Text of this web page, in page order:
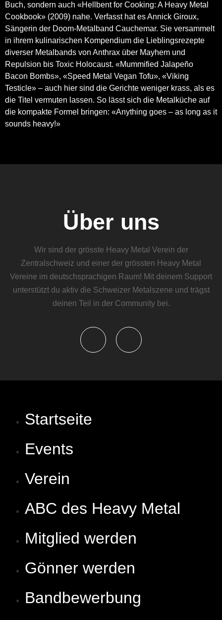
Buch, sondern auch «Hellbent for Cooking: A Heavy Metal
Cookbook» (2009) nahe. Verfasst hat es Annick Giroux,
Sängerin der Doom-Metalband Cauchemar. Sie versammelt
in ihrem kulinarischen Kompendium die Lieblingsrezepte
diverser Metalbands von Anthrax über Mayhem und
Repulsion bis Toxic Holocaust. «Mummified Jalapeño
Bacon Bombs», «Speed Metal Vegan Tofu», «Viking
Testicle» – auch hier sind die Gerichte weniger krass, als es
die Titel vermuten lassen. So lässt sich die Metalküche auf
die kompakte Formel bringen: «Anything goes – as long as it
sounds heavy!»
Über uns
Wir sind der grösste Heavy Metal Verein der
Zentralschweiz und einer der grössten Heavy Metal
Vereine im deutschsprachigen Raum! Mit deinem Support
unterstützt du aktiv die Schweizer Metalszene und trägst
deinen Teil in der Community bei.
Startseite
Events
Verein
ABC des Heavy Metal
Mitglied werden
Gönner werden
Bandbewerbung